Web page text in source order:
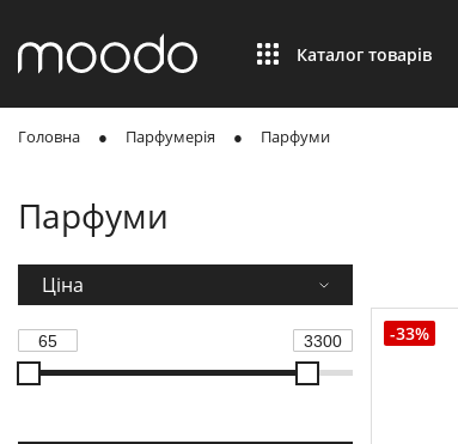
Каталог товарів
Головна Парфумерія Парфуми
Парфуми
Ціна
-33%